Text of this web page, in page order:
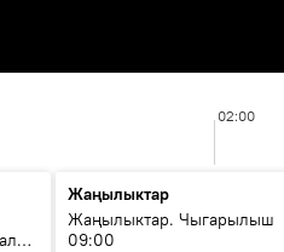
02:00
Жаңылыктар
Жаңылыктар. Чыгарылыш
09:00